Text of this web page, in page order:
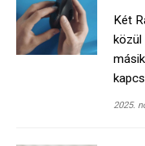
Két
közül
2025.